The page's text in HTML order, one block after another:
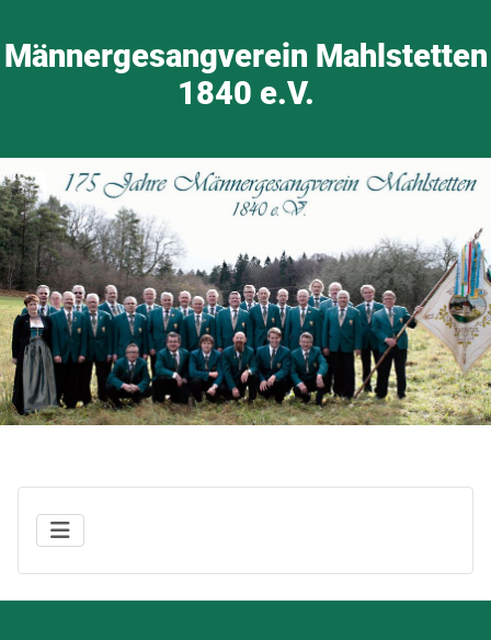
Männergesangverein Mahlstetten
1840 e.V.